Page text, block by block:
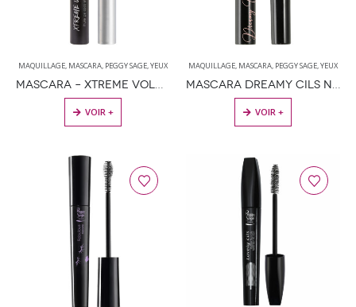
MAQUILLAGE, MASCARA, PEGGY SAGE,YEUX
MASCARA – XTREME VOLUME 9ML
VOIR +
MAQUILLAGE, MASCARA, PEGGY SAGE,YEUX
MASCARA DREAMY CILS NOIR 7ML
VOIR +